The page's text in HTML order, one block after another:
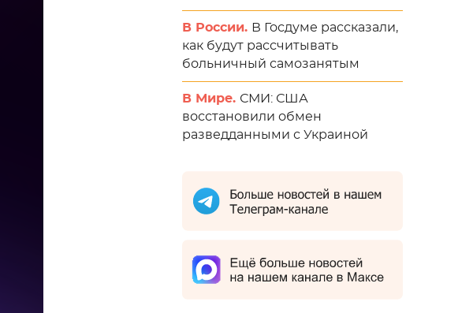
В России. В Госдуме рассказали,
как будут рассчитывать
больничный самозанятым
В Мире. СМИ: США
восстановили обмен
разведданными с Украиной